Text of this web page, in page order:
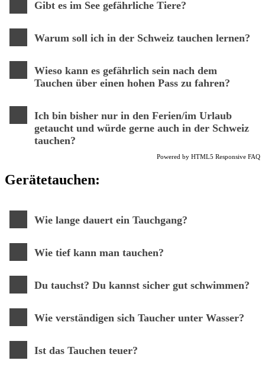
Gibt es im See gefährliche Tiere?
Warum soll ich in der Schweiz tauchen lernen?
Wieso kann es gefährlich sein nach dem
Tauchen über einen hohen Pass zu fahren?
Ich bin bisher nur in den Ferien/im Urlaub
getaucht und würde gerne auch in der Schweiz
tauchen?
Powered by HTML5 Responsive FAQ
Gerätetauchen:
Wie lange dauert ein Tauchgang?
Wie tief kann man tauchen?
Du tauchst? Du kannst sicher gut schwimmen?
Wie verständigen sich Taucher unter Wasser?
Ist das Tauchen teuer?